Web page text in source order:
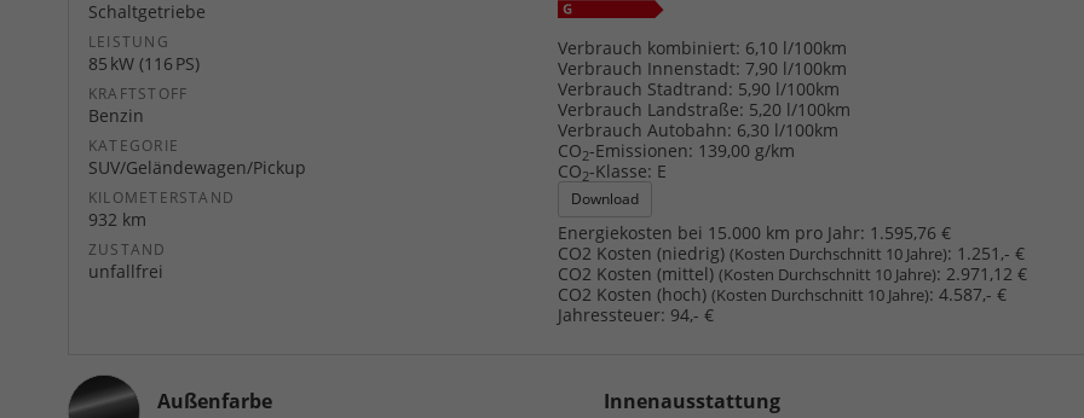
Schaltgetriebe
LEISTUNG
85 kW (116 PS)
KRAFTSTOFF
Benzin
KATEGORIE
SUV/Geländewagen/Pickup
KILOMETERSTAND
932 km
ZUSTAND
unfallfrei
Verbrauch kombiniert: 6,10 l/100km
Verbrauch Innenstadt: 7,90 l/100km
Verbrauch Stadtrand: 5,90 l/100km
Verbrauch Landstraße: 5,20 l/100km
Verbrauch Autobahn: 6,30 l/100km
CO2-Emissionen: 139,00 g/km
CO2-Klasse: E
Download
Energiekosten bei 15.000 km pro Jahr: 1.595,76 €
CO2 Kosten (niedrig) (Kosten Durchschnitt 10 Jahre): 1.251,- €
CO2 Kosten (mittel) (Kosten Durchschnitt 10 Jahre): 2.971,12 €
CO2 Kosten (hoch) (Kosten Durchschnitt 10 Jahre): 4.587,- €
Jahressteuer: 94,- €
Außenfarbe
Innenausstattung